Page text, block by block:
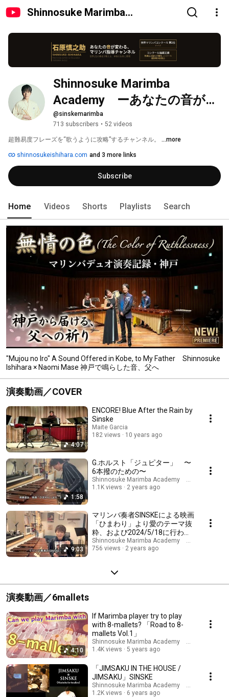
Shinnosuke Marimba
Shinnosuke Marimba
Academy　ーあなたの音が変
わるー
@sinskemarimba
713 subscribers • 52 videos
超難易度フレーズを“歌うように攻略”するチャンネル。 ...more
shinnosukeishihara.com and 3 more links
Subscribe
Home Videos Shorts Playlists Search
"Mujou no Iro" A Sound Offered in Kobe, to My Father Shinnosuke
Ishihara × Naomi Mase 神戸で鳴らした音、父へ
演奏動画／COVER
4:07
ENCORE! Blue After the Rain by
Sinske
Maite Garcia
182 views
10 years ago
1:58
G.ホルスト「ジュピター」 〜
6本撥のための〜
Shinnosuke Marimba Academy ーあなたの音
1.1K views
2 years ago
9:03
マリンバ奏者SINSKEによる映画
「ひまわり」より愛のテーマ抜
粋、および2024/5/18に行われ
るSINSKEマリンバコンサートに
ついて。またマリンバについて
Shinnosuke Marimba Academy ーあなたの音
756 views
2 years ago
演奏動画／6mallets
4:10
If Marimba player try to play
with 8-mallets? 「Road to 8-
mallets Vol.1」
Shinnosuke Marimba Academy ーあなたの音
1.4K views
5 years ago
「JIMSAKU IN THE HOUSE /
JIMSAKU」SINSKE
Shinnosuke Marimba Academy ーあなたの音
1.2K views
6 years ago